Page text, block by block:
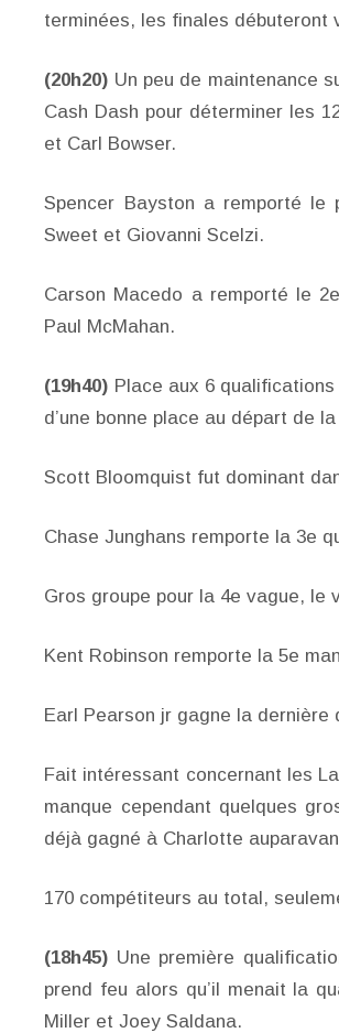
terminées, les finales débuteront
(20h20) Un peu de maintenance
Cash Dash pour déterminer les
et Carl Bowser.
Spencer Bayston a remporté le
Sweet et Giovanni Scelzi.
Carson Macedo a remporté le
Paul McMahan.
(19h40) Place aux 6
d’une bonne place au départ de
Scott Bloomquist fut dominant
Chase Junghans remporte la 3e
Gros groupe pour la 4e vague, le
Kent Robinson remporte la 5e
Earl Pearson jr gagne la
Fait intéressant concernant les
manque cependant quelques
déjà gagné à Charlotte
170 compétiteurs au total,
(18h45) Une première
prend feu alors qu’il menait la
Miller et Joey Saldana.